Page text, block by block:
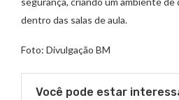
dentro das salas de aula.
Foto: Divulgação BM
Você pode estar